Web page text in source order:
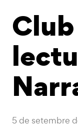
5 de setembre